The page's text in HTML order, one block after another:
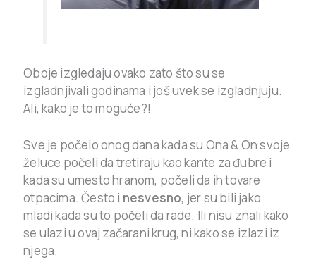
Oboje izgledaju ovako zato što su se
izgladnjivali godinama i još uvek se izgladnjuju.
Ali, kako je to moguće?!
Sve je počelo onog dana kada su Ona & On svoje
želuce počeli da tretiraju kao kante za đubre i
kada su umesto hranom, počeli da ih tovare
otpacima. Često i nesvesno, jer su bili jako
mladi kada su to počeli da rade. Ili nisu znali kako
se ulazi u ovaj začarani krug, ni kako se izlazi iz
njega.